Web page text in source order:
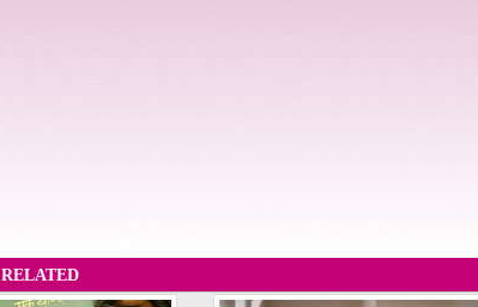
RELATED